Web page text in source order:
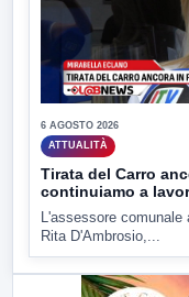
6 AGOSTO 2026
ATTUALITÀ
Tirata del Carro
continuiamo a
L'assessore
Rita D'Ambrosio,...